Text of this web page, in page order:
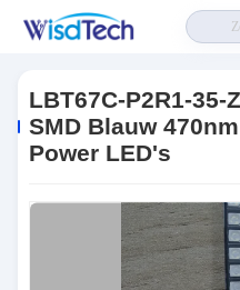
35-Z Standard LED's SMD Blauw
LBT67C-P2R1-35-
SMD Blauw
Power LED's